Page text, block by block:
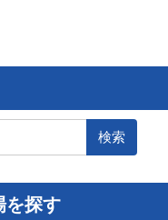
検索
を探す